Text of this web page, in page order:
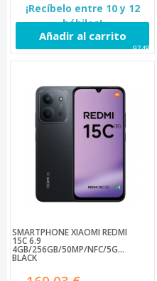
¡Recíbelo entre 10 y 12
hábiles!
Añadir al carrito
97483
SMARTPHONE XIAOMI REDMI
15C 6.9
4GB/256GB/50MP/NFC/5G
BLACK